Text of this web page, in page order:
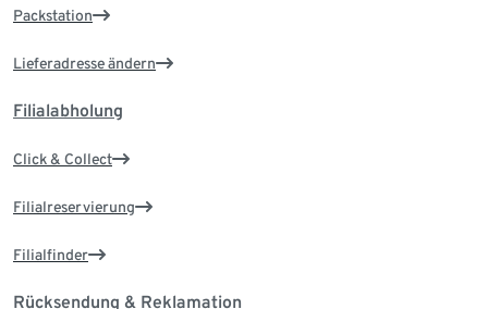
Packstation
Lieferadresse ändern
Filialabholung
Click & Collect
Filialreservierung
Filialfinder
Rücksendung & Reklamation